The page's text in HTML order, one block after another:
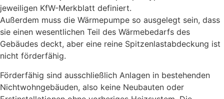
jeweiligen KfW-Merkblatt definiert.
Außerdem muss die Wärmepumpe so ausgelegt sein, dass
sie einen wesentlichen Teil des Wärmebedarfs des
Gebäudes deckt, aber eine reine Spitzenlastabdeckung ist
nicht förderfähig.
Förderfähig sind ausschließlich Anlagen in bestehenden
Nichtwohngebäuden, also keine Neubauten oder